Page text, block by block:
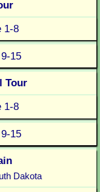
1-8
15
Tour
1-8
15
Dakota